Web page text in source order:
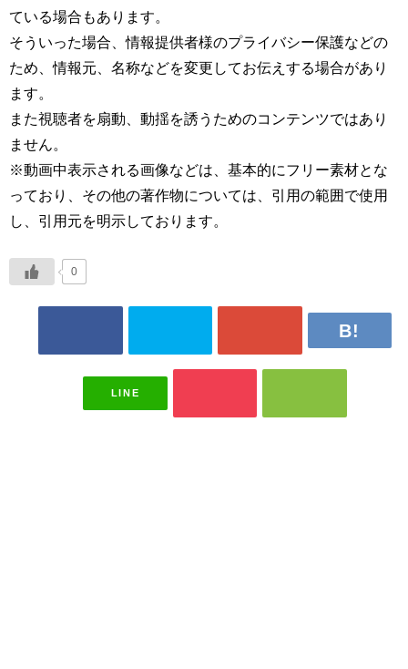
ている場合もあります。
そういった場合、情報提供者様のプライバシー保護などの
ため、情報元、名称などを変更してお伝えする場合があり
ます。
また視聴者を扇動、動揺を誘うためのコンテンツではあり
ません。
※動画中表示される画像などは、基本的にフリー素材とな
っており、その他の著作物については、引用の範囲で使用
し、引用元を明示しております。
0
LINE